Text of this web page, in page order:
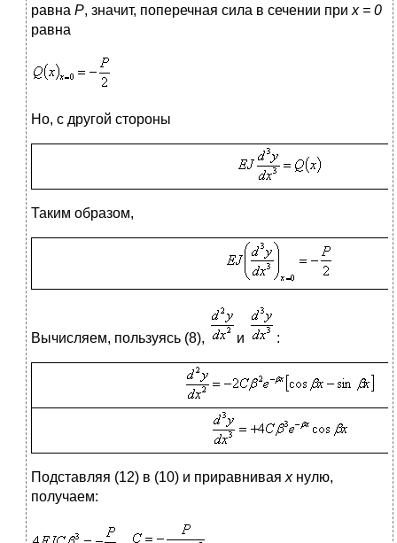
равна Р, значит, поперечная сила в сечении при х = 0
равна
Но, с другой стороны
Таким образом,
Вычисляем, пользуясь (8), и :
Подставляя (12) в (10) и приравнивая хнулю,
получаем: